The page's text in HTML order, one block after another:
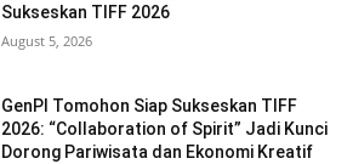
Sukseskan TIFF 2026
August 5, 2026
GenPI Tomohon Siap Sukseskan TIFF
2026: “Collaboration of Spirit” Jadi Kunci
Dorong Pariwisata dan Ekonomi Kreatif